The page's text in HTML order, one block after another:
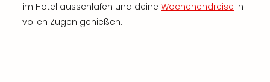
im Hotel ausschlafen und deine Wochenendreise in
vollen Zügen genießen.